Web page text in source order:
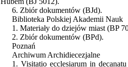
6. Zbiór dokumentów (BJd).
Biblioteka Polskiej Akademii Nauk
1. Materiały do dziejów miast (BP
2. Zbiór dokumentów (BPd).
Poznań
Archiwum Archidiecezjalne
1. Visitatio ecclesiarum in